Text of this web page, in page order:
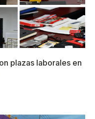
plazas laborales en